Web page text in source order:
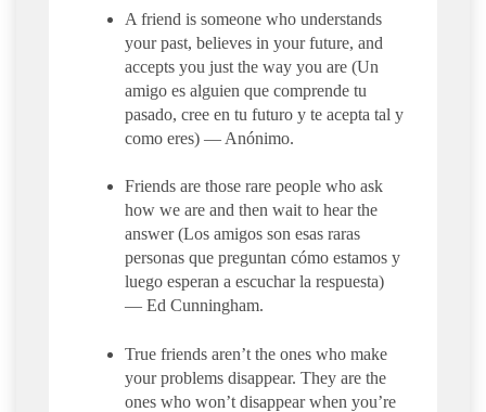
A friend is someone who understands
your past, believes in your future, and
accepts you just the way you are (Un
amigo es alguien que comprende tu
pasado, cree en tu futuro y te acepta tal y
como eres) — Anónimo.
Friends are those rare people who ask
how we are and then wait to hear the
answer (Los amigos son esas raras
personas que preguntan cómo estamos y
luego esperan a escuchar la respuesta)
— Ed Cunningham.
True friends aren’t the ones who make
your problems disappear. They are the
ones who won’t disappear when you’re